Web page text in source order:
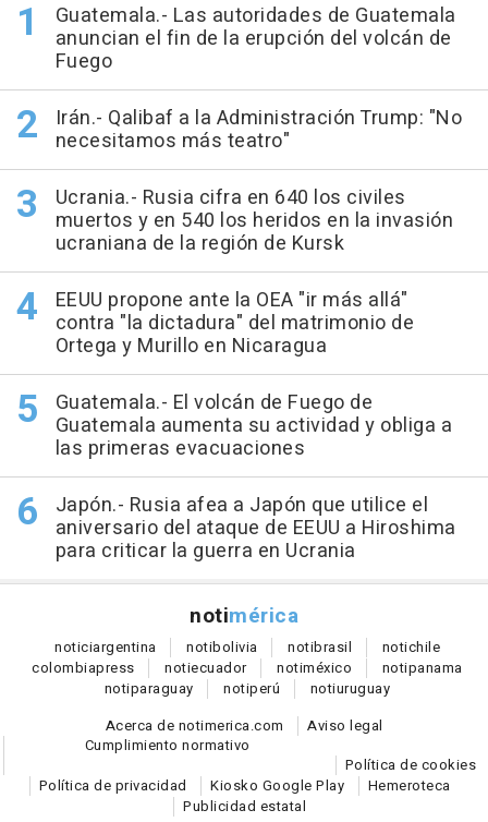
Guatemala.- Las autoridades de Guatemala
anuncian el fin de la erupción del volcán de
Fuego
Irán.- Qalibaf a la Administración Trump: "No
necesitamos más teatro"
Ucrania.- Rusia cifra en 640 los civiles
muertos y en 540 los heridos en la invasión
ucraniana de la región de Kursk
EEUU propone ante la OEA "ir más allá"
contra "la dictadura" del matrimonio de
Ortega y Murillo en Nicaragua
Guatemala.- El volcán de Fuego de
Guatemala aumenta su actividad y obliga a
las primeras evacuaciones
Japón.- Rusia afea a Japón que utilice el
aniversario del ataque de EEUU a Hiroshima
para criticar la guerra en Ucrania
notimérica
noticiargentina notibolivia notibrasil notichile
colombiapress notiecuador notiméxico notipanama
notiparaguay notiperú notiuruguay
Acerca de notimerica.com
Aviso legal
Cumplimiento normativo
Política de cookies
Política de privacidad
Kiosko Google Play
Hemeroteca
Publicidad estatal